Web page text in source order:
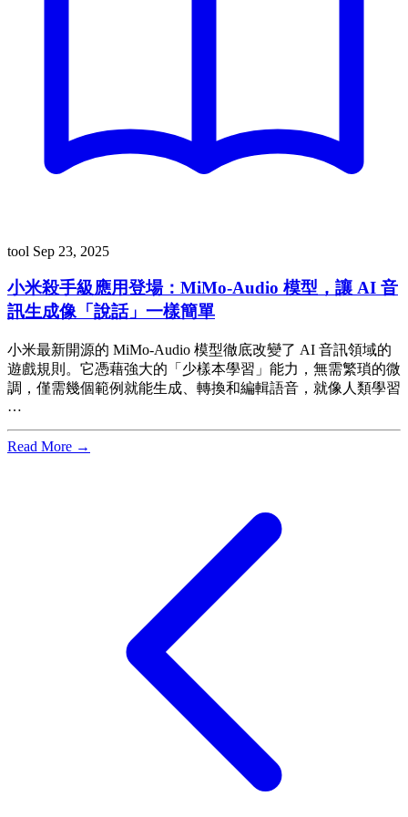
tool Sep 23, 2025
小米殺手級應用登場：MiMo-Audio 模型，讓 AI 音
訊生成像「說話」一樣簡單
小米最新開源的 MiMo-Audio 模型徹底改變了 AI 音訊領域的
遊戲規則。它憑藉強大的「少樣本學習」能力，無需繁瑣的微
調，僅需幾個範例就能生成、轉換和編輯語音，就像人類學習
…
Read More →